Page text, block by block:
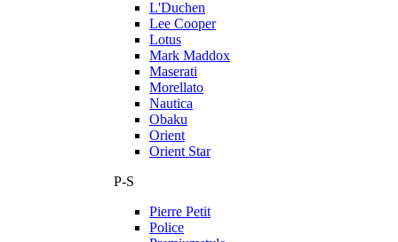
L'Duchen
Lee Cooper
Lotus
Mark Maddox
Maserati
Morellato
Nautica
Obaku
Orient
Orient Star
P-S
Pierre Petit
Police